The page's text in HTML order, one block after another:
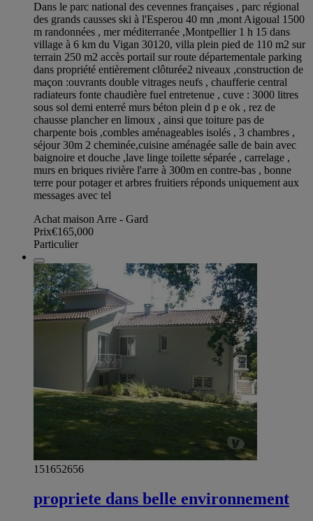
Dans le parc national des cevennes françaises , parc régional
des grands causses ski à l'Esperou 40 mn ,mont Aigoual 1500
m randonnées , mer méditerranée ,Montpellier 1 h 15 dans
village à 6 km du Vigan 30120, villa plein pied de 110 m2 sur
terrain 250 m2 accès portail sur route départementale parking
dans propriété entièrement clôturée2 niveaux ,construction de
maçon :ouvrants double vitrages neufs , chaufferie central
radiateurs fonte chaudière fuel entretenue , cuve : 3000 litres
sous sol demi enterré murs béton plein d p e ok , rez de
chausse plancher en limoux , ainsi que toiture pas de
charpente bois ,combles aménageables isolés , 3 chambres ,
séjour 30m 2 cheminée,cuisine aménagée salle de bain avec
baignoire et douche ,lave linge toilette séparée , carrelage ,
murs en briques rivière l'arre à 300m en contre-bas , bonne
terre pour potager et arbres fruitiers réponds uniquement aux
messages avec tel
Achat maison Arre - Gard
Prix€165,000
Particulier
151652656
propriete dans belle environnement